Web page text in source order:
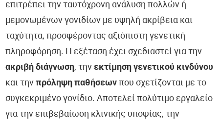
επιτρέπει την ταυτόχρονη ανάλυση πολλών ή
μεμονωμένων γονιδίων με υψηλή ακρίβεια και
ταχύτητα, προσφέροντας αξιόπιστη γενετική
πληροφόρηση. Η εξέταση έχει σχεδιαστεί για την
ακριβή διάγνωση, τηνεκτίμηση γενετικού κινδύνου
και τηνπρόληψη παθήσεων που σχετίζονται με το
συγκεκριμένο γονίδιο. Αποτελεί πολύτιμο εργαλείο
για την επιβεβαίωση κλινικής υποψίας, την